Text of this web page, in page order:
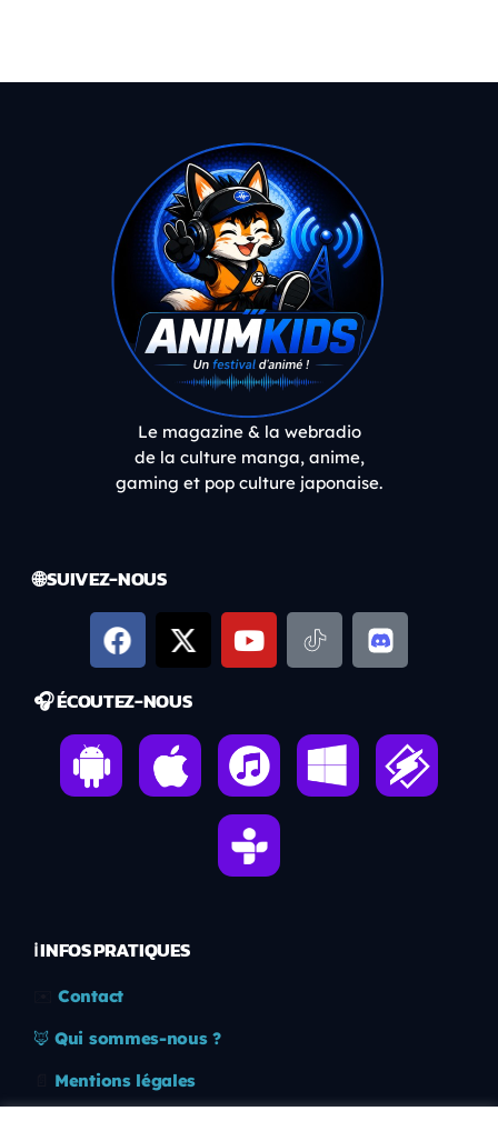
Le magazine & la webradio
de la culture manga, anime,
gaming et pop culture japonaise.
🌐 SUIVEZ-NOUS
🎧 ÉCOUTEZ-NOUS
ℹ️ INFOS PRATIQUES
Contact
🦊 Qui sommes-nous ?
Mentions légales